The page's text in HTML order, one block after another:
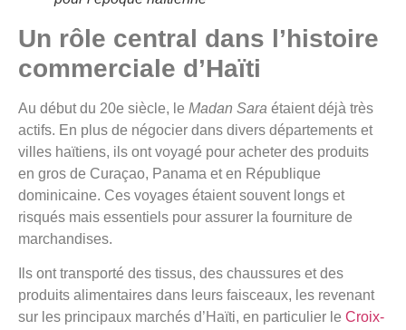
Un rôle central dans l’histoire
commerciale d’Haïti
Au début du 20e siècle, le Madan Sara étaient déjà très
actifs. En plus de négocier dans divers départements et
villes haïtiens, ils ont voyagé pour acheter des produits
en gros de Curaçao, Panama et en République
dominicaine. Ces voyages étaient souvent longs et
risqués mais essentiels pour assurer la fourniture de
marchandises.
Ils ont transporté des tissus, des chaussures et des
produits alimentaires dans leurs faisceaux, les revenant
sur les principaux marchés d’Haïti, en particulier le Croix-